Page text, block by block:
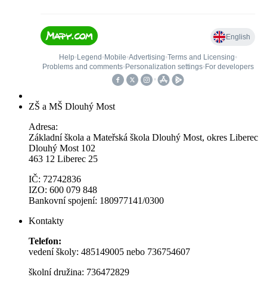
ZŠ a MŠ Dlouhý Most
Adresa:
Základní škola a Mateřská škola Dlouhý Most, okres Liberec
Dlouhý Most 102
463 12 Liberec 25
IČ: 72742836
IZO: 600 079 848
Bankovní spojení: 180977141/0300
Kontakty
Telefon:
vedení školy: 485149005 nebo 736754607
školní družina: 736472829